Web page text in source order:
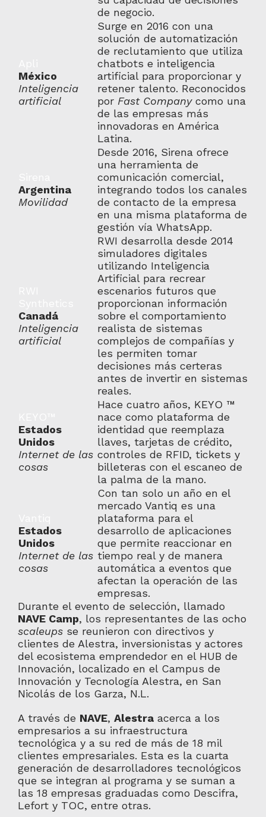
de negocio.
México
Inteligencia
artificial
Surge en 2016 con una
solución de automatización
de reclutamiento que utiliza
chatbots e inteligencia
artificial para proporcionar y
retener talento. Reconocidos
por Fast Companycomo una
de las empresas más
innovadoras en América
Latina.
Argentina
Movilidad
Desde 2016, Sirena ofrece
una herramienta de
comunicación comercial,
integrando todos los canales
de contacto de la empresa
en una misma plataforma de
gestión vía WhatsApp.
Canadá
Inteligencia
artificial
RWI desarrolla desde 2014
simuladores digitales
utilizando Inteligencia
Artificial para recrear
escenarios futuros que
proporcionan información
sobre el comportamiento
realista de sistemas
complejos de compañías y
les permiten tomar
decisiones más certeras
antes de invertir en sistemas
reales.
Estados
Unidos
Internet de las
cosas
Hace cuatro años, KEYO ™
nace como plataforma de
identidad que reemplaza
llaves, tarjetas de crédito,
controles de RFID, tickets y
billeteras con el escaneo de
la palma de la mano.
Estados
Unidos
Internet de las
cosas
Con tan solo un año en el
mercado Vantiq es una
plataforma para el
desarrollo de aplicaciones
que permite reaccionar en
tiempo real y de manera
automática a eventos que
afectan la operación de las
empresas.
Durante el evento de selección, llamado
NAVE Camp, los representantes de las ocho
scaleupsse reunieron con directivos y
clientes de Alestra, inversionistas y actores
del ecosistema emprendedor en el HUB de
Innovación, localizado en el Campus de
Innovación y Tecnología Alestra, en San
Nicolás de los Garza, N.L.
A través de NAVE, Alestraacerca a los
empresarios a su infraestructura
tecnológica y a su red de más de 18 mil
clientes empresariales. Esta es la cuarta
generación de desarrolladores tecnológicos
que se integran al programa y se suman a
las 18 empresas graduadas como Descifra,
Lefort y TOC, entre otras.